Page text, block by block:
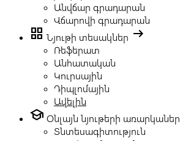
Անվճար գրադարան
Վճարովի գրադարան
grid_view Նյութի տեսակներ arrow_right_alt
Ռեֆերատ
Անհատական
Կուրսային
Դիպլոմային
Ավելին
school Օնլայն նյութերի առարկաներ
Տնտեսագիտություն